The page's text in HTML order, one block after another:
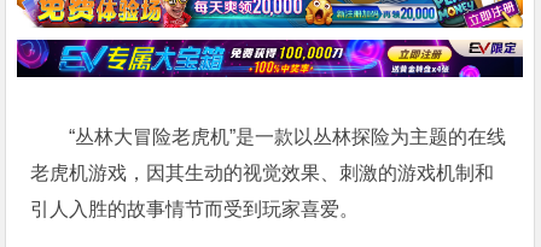
“丛林大冒险老虎机”是一款以丛林探险为主题的在线
老虎机游戏，因其生动的视觉效果、刺激的游戏机制和
引人入胜的故事情节而受到玩家喜爱。